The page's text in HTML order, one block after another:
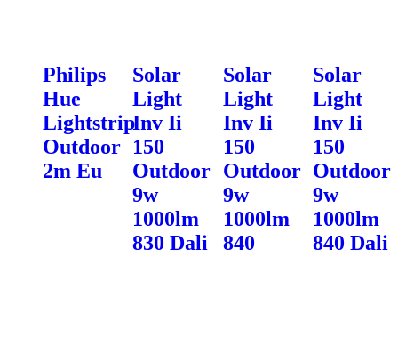
Philips
Hue
Lightstrip
Outdoor
2m Eu
Solar
Light
Inv Ii
150
Outdoor
9w
1000lm
830 Dali
Solar
Light
Inv Ii
150
Outdoor
9w
1000lm
840
Solar
Light
Inv Ii
150
Outdoor
9w
1000lm
840 Dali